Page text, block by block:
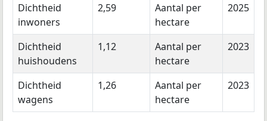
Dichtheid
inwoners
2,59
Aantal per
hectare
2025
Dichtheid
huishoudens
1,12
Aantal per
hectare
2023
Dichtheid
wagens
1,26
Aantal per
hectare
2023